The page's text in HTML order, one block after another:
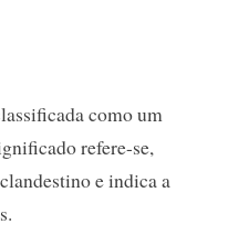
como um
refere-se,
e indica a